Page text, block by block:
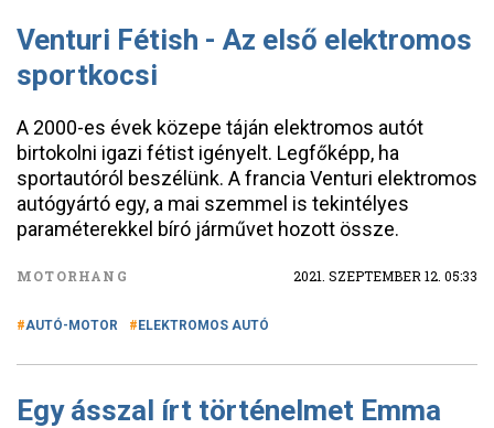
Venturi Fétish - Az első elektromos
sportkocsi
A 2000-es évek közepe táján elektromos autót
birtokolni igazi fétist igényelt. Legfőképp, ha
sportautóról beszélünk. A francia Venturi elektromos
autógyártó egy, a mai szemmel is tekintélyes
paraméterekkel bíró járművet hozott össze.
MOTORHANG 2021. SZEPTEMBER 12. 05:33
AUTÓ-MOTOR ELEKTROMOS AUTÓ
Egy ásszal írt történelmet Emma